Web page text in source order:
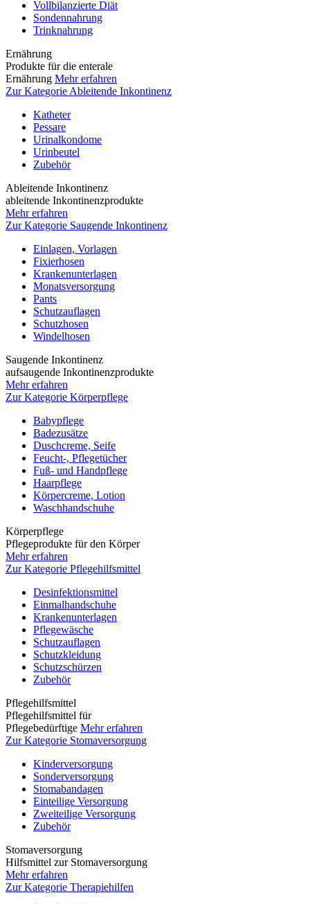
Vollbilanzierte Diät
Sondennahrung
Trinknahrung
Ernährung
Produkte für die enterale
Ernährung Mehr erfahren
Zur Kategorie Ableitende Inkontinenz
Katheter
Pessare
Urinalkondome
Urinbeutel
Zubehör
Ableitende Inkontinenz
ableitende Inkontinenzprodukte
Mehr erfahren
Zur Kategorie Saugende Inkontinenz
Einlagen, Vorlagen
Fixierhosen
Krankenunterlagen
Monatsversorgung
Pants
Schutzauflagen
Schutzhosen
Windelhosen
Saugende Inkontinenz
aufsaugende Inkontinenzprodukte
Mehr erfahren
Zur Kategorie Körperpflege
Babypflege
Badezusätze
Duschcreme, Seife
Feucht-, Pflegetücher
Fuß- und Handpflege
Haarpflege
Körpercreme, Lotion
Waschhandschuhe
Körperpflege
Pflegeprodukte für den Körper
Mehr erfahren
Zur Kategorie Pflegehilfsmittel
Desinfektionsmittel
Einmalhandschuhe
Krankenunterlagen
Pflegewäsche
Schutzauflagen
Schutzkleidung
Schutzschürzen
Zubehör
Pflegehilfsmittel
Pflegehilfsmittel für
Pflegebedürftige Mehr erfahren
Zur Kategorie Stomaversorgung
Kinderversorgung
Sonderversorgung
Stomabandagen
Einteilige Versorgung
Zweiteilige Versorgung
Zubehör
Stomaversorgung
Hilfsmittel zur Stomaversorgung
Mehr erfahren
Zur Kategorie Therapiehilfen